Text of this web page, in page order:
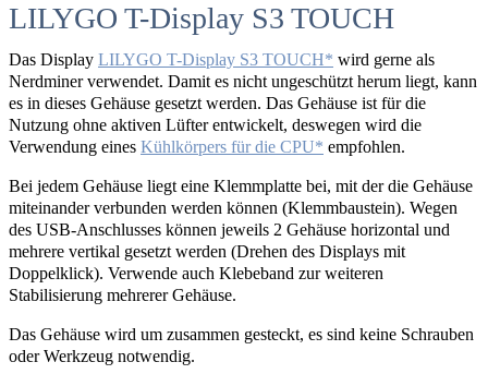
LILYGO T-Display S3 TOUCH
Das Display LILYGO T-Display S3 TOUCH
wird gerne als
Nerdminer verwendet. Damit es nicht ungeschützt herum liegt, kann
es in dieses Gehäuse gesetzt werden. Das Gehäuse ist für die
Nutzung ohne aktiven Lüfter entwickelt, deswegen wird die
Verwendung eines Kühlkörpers für die CPU empfohlen.
Bei jedem Gehäuse liegt eine Klemmplatte bei, mit der die Gehäuse
miteinander verbunden werden können (Klemmbaustein). Wegen
des USB-Anschlusses können jeweils 2 Gehäuse horizontal und
mehrere vertikal gesetzt werden (Drehen des Displays mit
Doppelklick). Verwende auch Klebeband zur weiteren
Stabilisierung mehrerer Gehäuse.
Das Gehäuse wird um zusammen gesteckt, es sind keine Schrauben
oder Werkzeug notwendig.